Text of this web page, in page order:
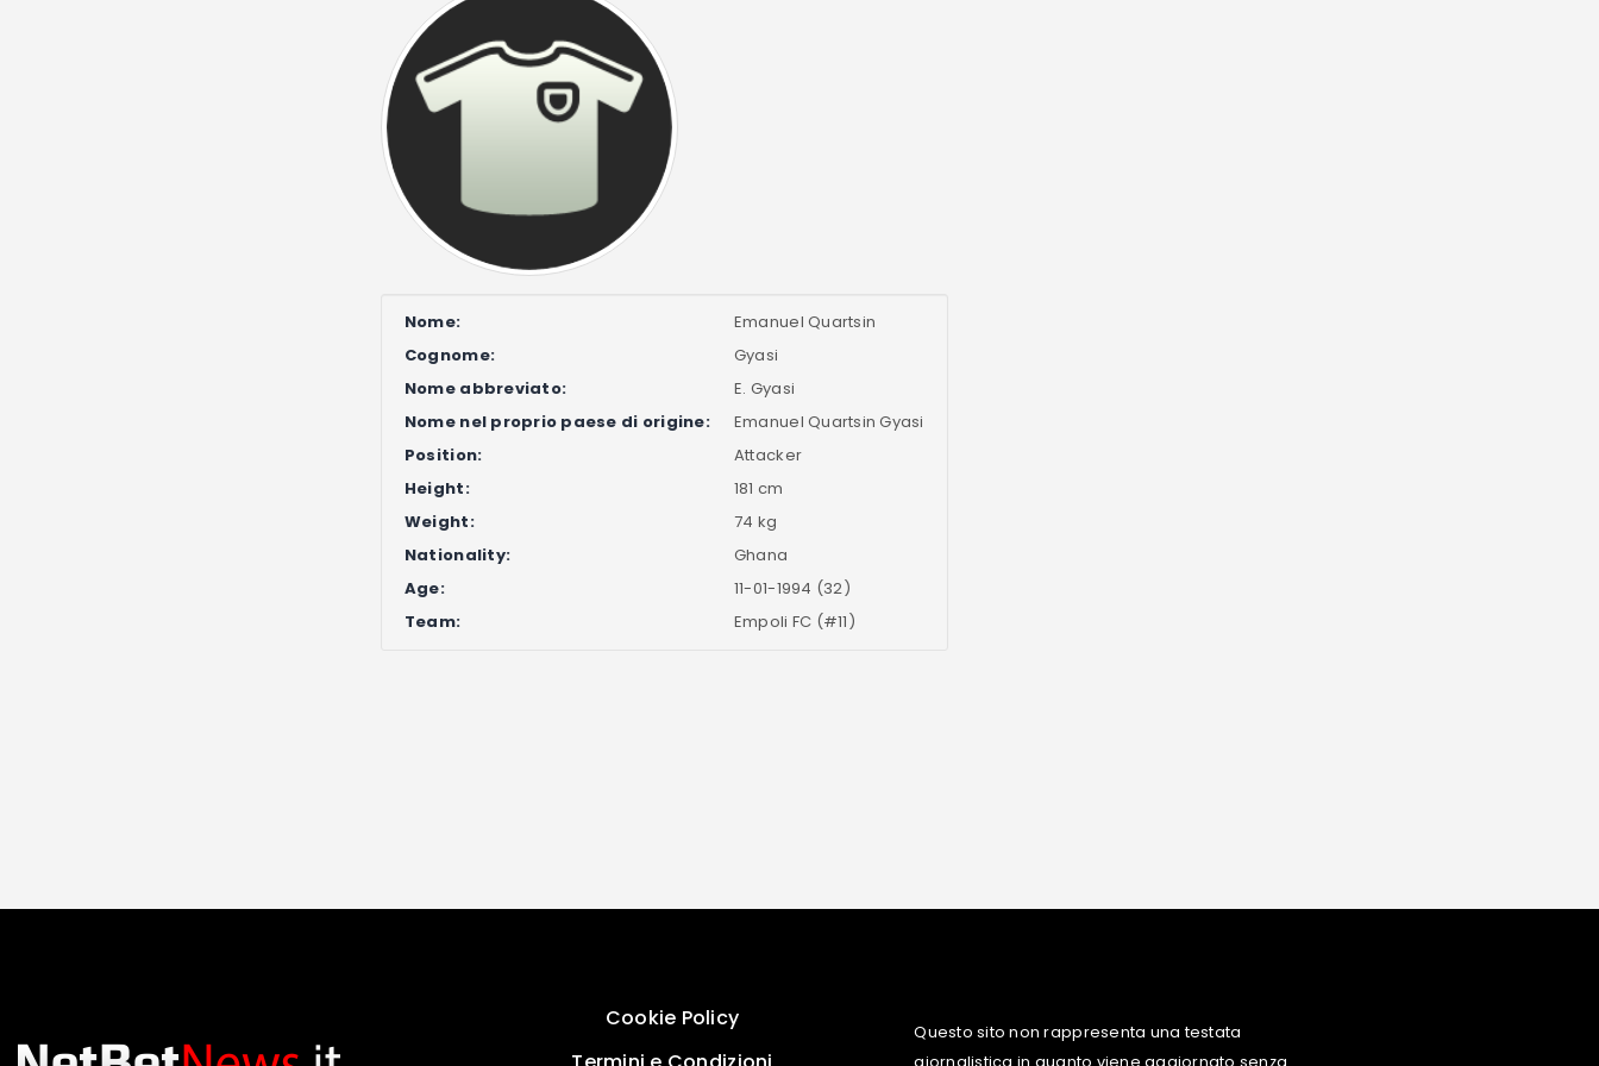
Nome:
Emanuel Quartsin
Cognome:
Gyasi
Nome abbreviato:
E. Gyasi
Nome nel proprio paese di origine:
Emanuel Quartsin Gyasi
Position:
Attacker
Height:
181 cm
Weight:
74 kg
Nationality:
Ghana
Age:
11-01-1994 (32)
Team:
Empoli FC (#11)
Cookie Policy
Questo sito non rappresenta una testata